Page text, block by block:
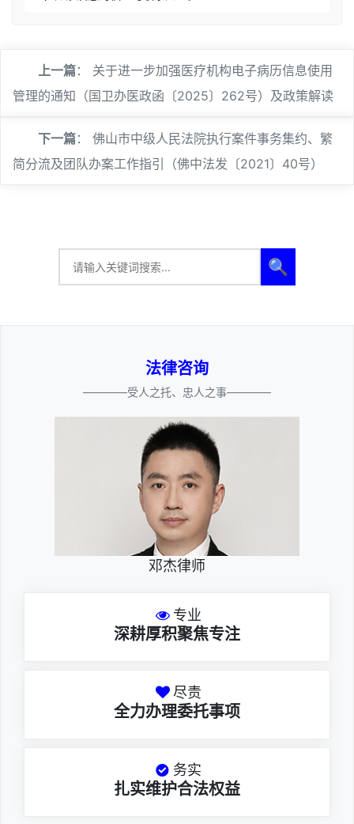
上一篇： 关于进一步加强医疗机构电子病历信息使用
管理的通知（国卫办医政函〔2025〕262号）及政策解读
下一篇： 佛山市中级人民法院执行案件事务集约、繁
简分流及团队办案工作指引（佛中法发〔2021〕40号）
🔍
法律咨询
————受人之托、忠人之事————
邓杰律师
专业
深耕厚积聚焦专注
尽责
全力办理委托事项
务实
扎实维护合法权益